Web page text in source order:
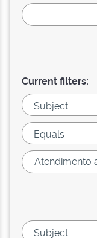
Current filters: